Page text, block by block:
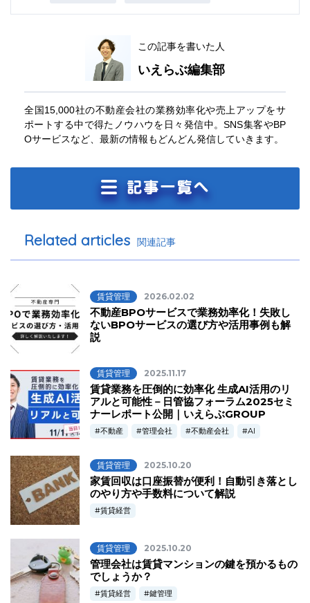
この記事を書いた人
いえらぶ編集部
全国15,000社の不動産会社の業務効率化や売上アップをサ
ポートする中で得たノウハウを日々発信中。SNS集客やBP
Oサービスなど、最新の情報もどんどん発信していきます。
Related articles 関連記事
賃貸管理 2026.02.02
不動産BPOサービスで業務効率化！失敗し
ないBPOサービスの選び方や活用事例も解
説
賃貸管理 2025.11.17
賃貸業務を圧倒的に効率化 生成AI活用のリ
アルと可能性－日管協フォーラム2025セミ
ナーレポート公開｜いえらぶGROUP
不動産 管理会社 不動産会社 AI
賃貸管理 2025.10.20
家賃回収は口座振替が便利！自動引き落とし
のやり方や手数料について解説
賃貸経営
賃貸管理 2025.10.20
管理会社は賃貸マンションの鍵を預かるもの
でしょうか？
賃貸経営 鍵管理